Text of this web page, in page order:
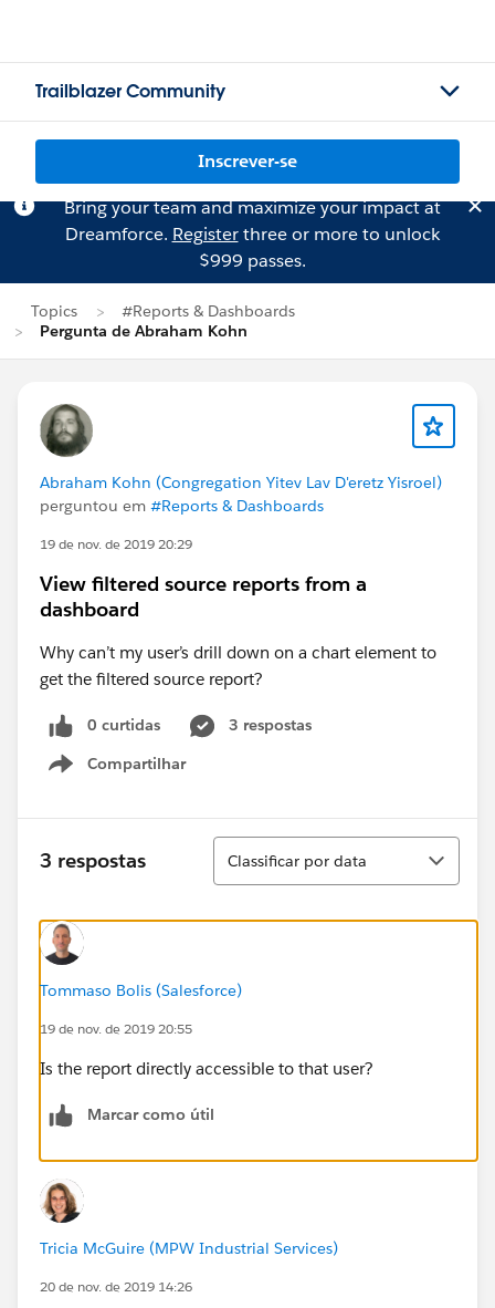
Trailblazer Community
Inscrever-se
Bring your team and maximize your impact at
Dreamforce. Registerthree or more to unlock
$999 passes.
Topics
#Reports & Dashboards
Pergunta de Abraham Kohn
Abraham Kohn (Congregation Yitev Lav D'eretz Yisroel)
perguntou em #Reports & Dashboards
19 de nov. de 2019 20:29
View filtered source reports from a
dashboard
Why can’t my user’s drill down on a chart element to
get the filtered source report?
0 curtidas
3 respostas
Compartilhar
Show menu
3 respostas
Classificar
Classificar por data
Tommaso Bolis (Salesforce)
19 de nov. de 2019 20:55
Is the report directly accessible to that user?
Marcar como útil
Tricia McGuire (MPW Industrial Services)
20 de nov. de 2019 14:26